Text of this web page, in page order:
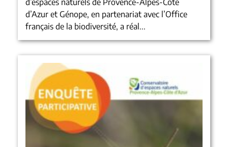
d’Azur et Génope, en partenariat avec l’Office
français de la biodiversité, a réal...